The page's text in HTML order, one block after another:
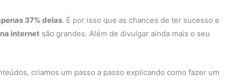
37% delas. É por isso que as chances de ter sucesso e
na internet são grandes. Além de divulgar ainda mais o seu
criamos um passo a passo explicando como fazer um